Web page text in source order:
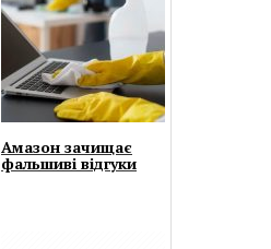
Амазон зачищає
фальшиві відгуки